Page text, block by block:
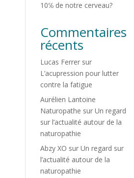
10℅ de notre cerveau?
Commentaires
récents
Lucas Ferrer sur
L’acupression pour lutter
contre la fatigue
Aurélien Lantoine
Naturopathe surUn regard
sur l’actualité autour de la
naturopathie
Abzy XO surUn regard sur
l’actualité autour de la
naturopathie